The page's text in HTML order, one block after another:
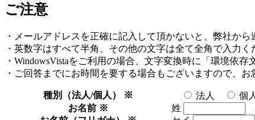
ご注意
・メールアドレスを正確に記入して頂かないと、弊社か
・英数字はすべて半角、その他の文字は全て全角で入力く
・WindowsVistaをご利用の場合、文字変換時に「環境依
・ご回答までにお時間を要する場合もございますので、お
種別（法人/個人） ※ 法人
個人
お名前 ※ 姓